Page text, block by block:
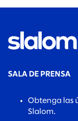
SALA DE PRENSA
Obtenga las
Slalom.